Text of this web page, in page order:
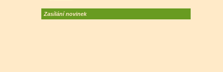
Zasílání novinek